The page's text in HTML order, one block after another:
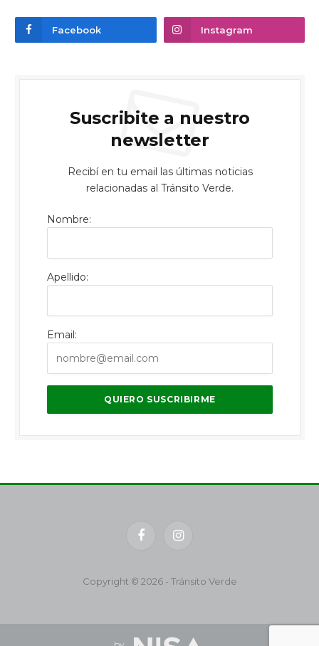
Facebook Instagram
Suscribite a nuestro
newsletter
Recibí en tu email las últimas noticias
relacionadas al Tránsito Verde.
Nombre:
Apellido:
Email:
FacebookInstagram
Copyright © 2026 - Tránsito Verde